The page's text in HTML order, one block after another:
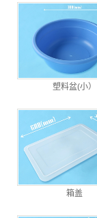
塑料盆(小）
箱盖